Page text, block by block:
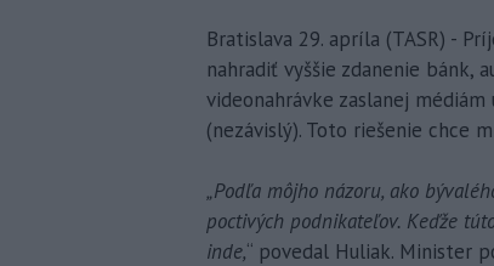
Bratislava 29. apríla (TASR) -
nahradiť vyššie zdanenie bánk,
videonahrávke zaslanej
(nezávislý). Toto riešenie chce
„Podľa môjho názoru, ako
poctivých podnikateľov. Keďže
inde,“ povedal Huliak. Minister